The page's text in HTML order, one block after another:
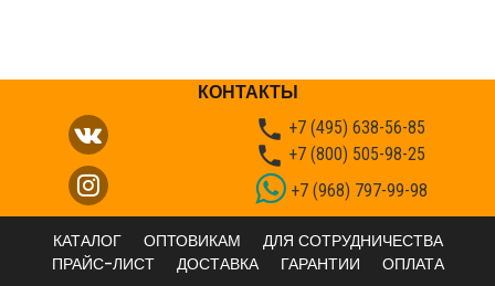
КОНТАКТЫ
 +7 (495) 638-56-85
 +7 (800) 505-98-25
+7 (968) 797-99-98
КАТАЛОГ ОПТОВИКАМ
ДЛЯ СОТРУДНИЧЕСТВА
ПРАЙС-ЛИСТ
ДОСТАВКА ГАРАНТИИ ОПЛАТА